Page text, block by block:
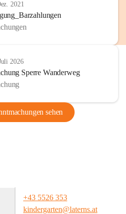
2021
2026
Sperre Wanderweg
sehen
+43 5526 353
kindergarten@laterns.at